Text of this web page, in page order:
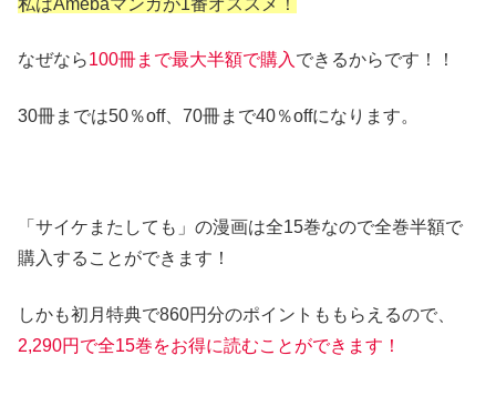
私はAmebaマンガが1番オススメ！
なぜなら100冊まで最大半額で購入 できるからです！！
30冊までは50％off、70冊まで40％offになります。
「サイケまたしても」の漫画は全15巻なので全巻半額で
購入することができます！
しかも初月特典で860円分のポイントももらえるので、
2,290円 で全15巻をお得に読むことができます！